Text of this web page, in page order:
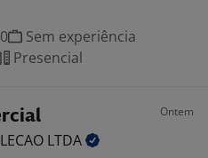
Sem experiência
Presencial
Ontem
LTDA